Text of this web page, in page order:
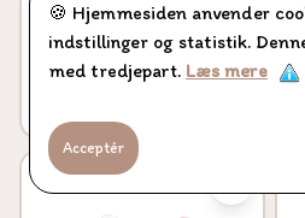
Gen. 3 Brystpumpe inkl.
Flasketud
🍪 Hjemmesiden anvender
indstillinger og statistik.
med tredjepart. Læs mere
Acceptér